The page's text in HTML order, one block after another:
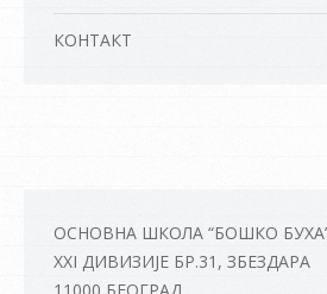
КОНТАКТ
ОСНОВНА ШКОЛА “БОШКО
XXI ДИВИЗИЈЕ БР.31, ЗБЕЗДАРА